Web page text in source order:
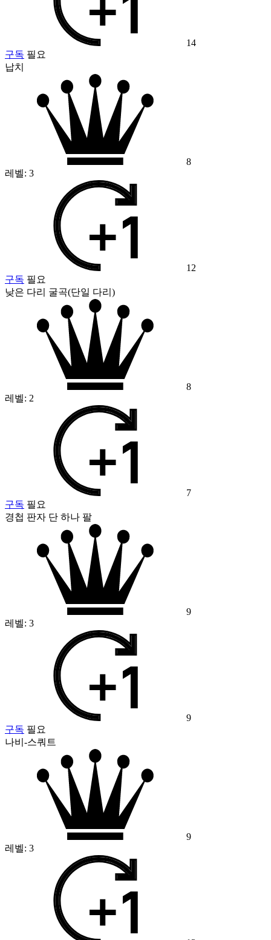
14
구독 필요
납치
8
레벨: 3
12
구독 필요
낮은 다리 굴곡(단일 다리)
8
레벨: 2
7
구독 필요
경첩 판자 단 하나 팔
9
레벨: 3
9
구독 필요
나비-스쿼트
9
레벨: 3